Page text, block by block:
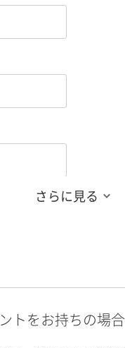
さらに見る
トをお持ちの場合